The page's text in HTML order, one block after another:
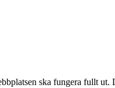
ska fungera fullt ut.